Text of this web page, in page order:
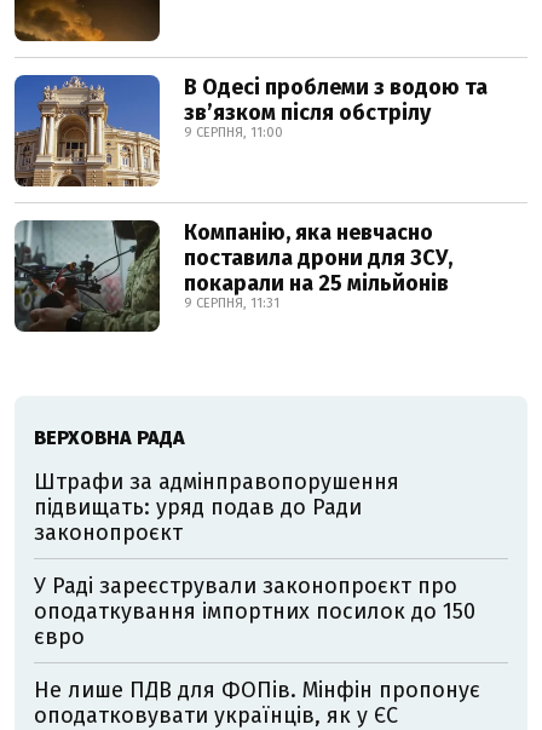
В Одесі проблеми з водою та
звʼязком після обстрілу
9 СЕРПНЯ, 11:00
Компанію, яка невчасно
поставила дрони для ЗСУ,
покарали на 25 мільйонів
9 СЕРПНЯ, 11:31
ВЕРХОВНА РАДА
Штрафи за адмінправопорушення
підвищать: уряд подав до Ради
законопроєкт
У Раді зареєстрували законопроєкт про
оподаткування імпортних посилок до 150
євро
Не лише ПДВ для ФОПів. Мінфін пропонує
оподатковувати українців, як у ЄС